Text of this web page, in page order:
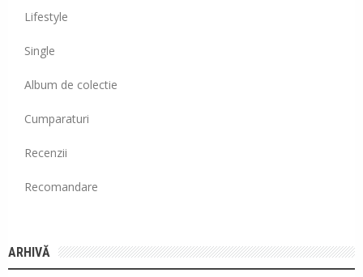
Lifestyle
Single
Album de colectie
Cumparaturi
Recenzii
Recomandare
ARHIVĂ